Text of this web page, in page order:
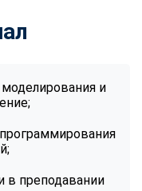
и
в преподавании